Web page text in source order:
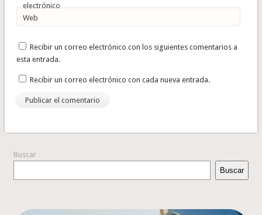
electrónico
Web
Recibir un correo electrónico con los siguientes comentarios a
esta entrada.
Recibir un correo electrónico con cada nueva entrada.
Buscar
Buscar